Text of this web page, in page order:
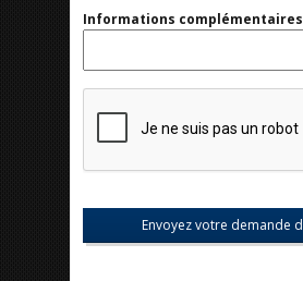
Informations complémentaires